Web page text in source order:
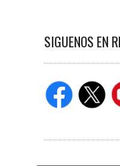
SIGUENOS EN